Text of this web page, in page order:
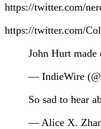
https://twitter.com/
https://twitter.com/
John Hurt
— IndieWire
So sad to hear
— Alice X.